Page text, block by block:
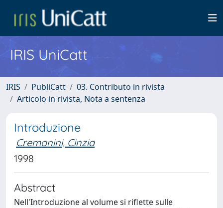
IRIS UniCatt
IRIS PubliCatt
03. Contributo in rivista
Articolo in rivista, Nota a sentenza
Introduzione
Cremonini, Cinzia
1998
Abstract
Nell'Introduzione al volume si riflette sulle